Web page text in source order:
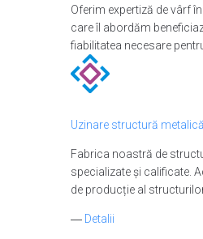
Oferim expertiză de vârf
care îl abordăm
fiabilitatea necesare
Uzinare structură metalică
Fabrica noastră de
specializate și calificate.
de producție al
― Detalii